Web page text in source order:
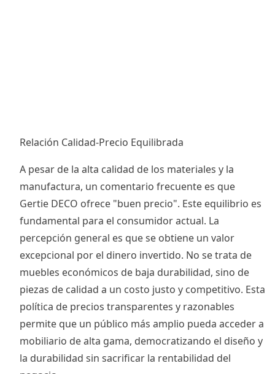
Relación Calidad-Precio Equilibrada
A pesar de la alta calidad de los materiales y la
manufactura, un comentario frecuente es que
Gertie DECO ofrece "buen precio". Este equilibrio es
fundamental para el consumidor actual. La
percepción general es que se obtiene un valor
excepcional por el dinero invertido. No se trata de
muebles económicos de baja durabilidad, sino de
piezas de calidad a un costo justo y competitivo. Esta
política de precios transparentes y razonables
permite que un público más amplio pueda acceder a
mobiliario de alta gama, democratizando el diseño y
la durabilidad sin sacrificar la rentabilidad del